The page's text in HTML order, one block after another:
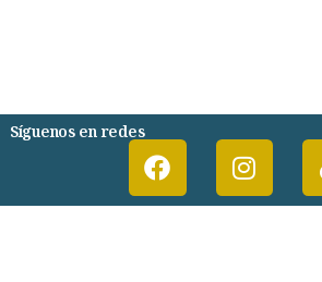
Síguenos en redes